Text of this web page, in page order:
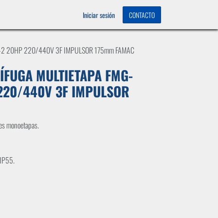
Iniciar sesión CONTACTO
20HP 220/440V 3F IMPULSOR 175mm FAMAC
MULTIETAPA FMG-
440V 3F IMPULSOR
monoetapas.